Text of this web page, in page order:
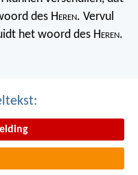
des Heren. Vervul
het woord des Heren.